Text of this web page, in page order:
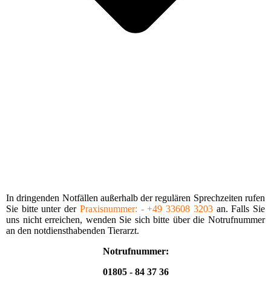
In dringenden Notfällen außerhalb der regu­lären Sprechzeiten rufen
Sie bitte unter der Praxis­nummer: - +49 33608 3203 an. Falls Sie
uns nicht erreichen, wenden Sie sich bitte über die Notrufnummer
an den notdiensthabenden Tierarzt.
Notrufnummer:
01805 - 84 37 36